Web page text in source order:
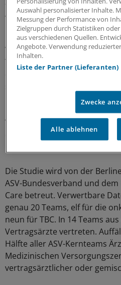
Anfrage mit.
In den ASV-Teams sind
Vertragsärzte als auch
Teamleiter sehen in der
der intensivierten Betreuung,
kurzfristigen Wahrnehmung
überwiegend einen
Vergleich zu den bisherigen
einer ersten Auswertung der
Die Studie wird von der
ASV-Bundesverband und
Care betreut. Verwertbare
genau 20 Teams, elf für die
neun für TBC. In 14 Teams
Vertragsärzte vertreten.
Hälfte aller ASV-Kernteams
Medizinischen
vertragsärztlicher oder
Auswahl personalisierter Inhalte.
Messung der Performance von
Zielgruppen durch Statistiken
aus verschiedenen Quellen.
Angebote. Verwendung
Inhalten.
Liste der Partner (Lieferanten)
Zwecke
Alle ablehnen